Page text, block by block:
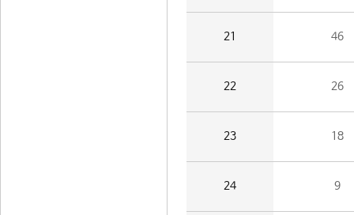
21 46
22 26
23 18
24 9